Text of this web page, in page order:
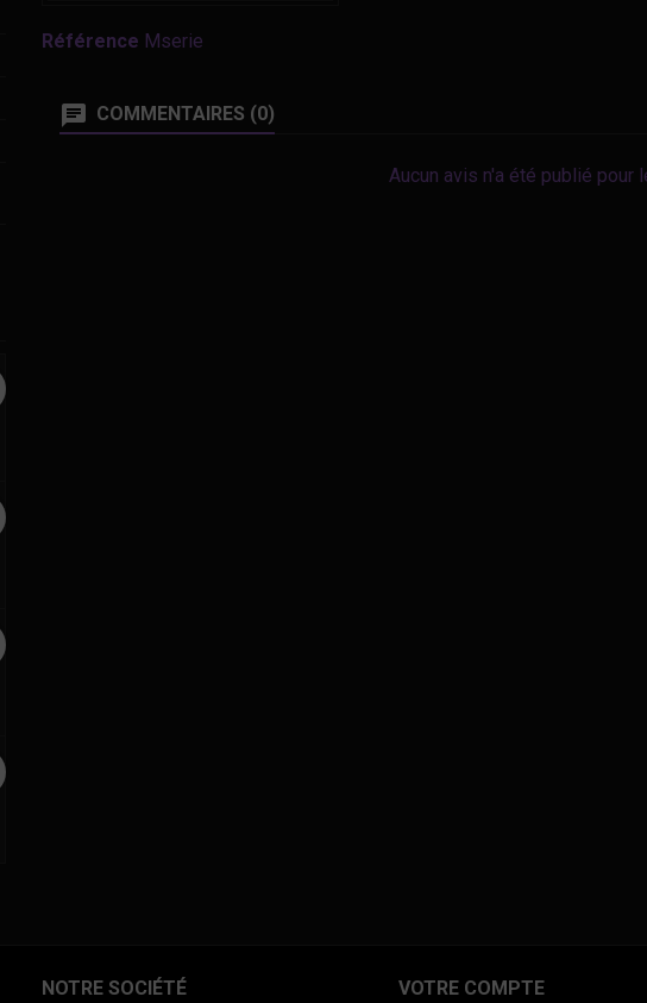
Référence Mserie
COMMENTAIRES (0)
Aucun avis n'a été publié pour
NOTRE SOCIÉTÉ VOTRE COMPTE